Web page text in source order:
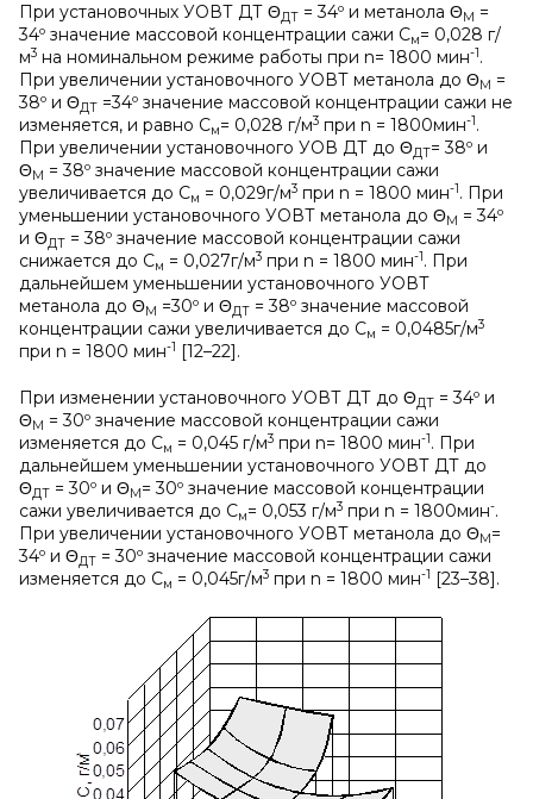
При установочных УОВТ ДТ ΘДТ = 34º и метанола ΘМ =
34º значение массовой концентрации сажи См= 0,028 г/
м3 на номинальном режиме работы при n= 1800 мин-1.
При увеличении установочного УОВТ метанола до ΘМ =
38º и ΘДТ =34º значение массовой концентрации сажи не
изменяется, и равно См= 0,028 г/м3 при n = 1800мин-1.
При увеличении установочного УОВ ДТ до ΘДТ= 38º и
ΘМ = 38º значение массовой концентрации сажи
увеличивается до См = 0,029г/м3 при n = 1800 мин-1. При
уменьшении установочного УОВТ метанола до ΘМ = 34º
и ΘДТ = 38º значение массовой концентрации сажи
снижается до См = 0,027г/м3 при n = 1800 мин-1. При
дальнейшем уменьшении установочного УОВТ
метанола до ΘМ =30º и ΘДТ = 38º значение массовой
концентрации сажи увеличивается до См = 0,0485г/м3
при n = 1800 мин-1 [12–22].
При изменении установочного УОВТ ДТ до ΘДТ = 34º и
ΘМ = 30º значение массовой концентрации сажи
изменяется до См = 0,045 г/м3 при n= 1800 мин-1. При
дальнейшем уменьшении установочного УОВТ ДТ до
ΘДТ = 30º и ΘМ= 30º значение массовой концентрации
сажи увеличивается до См= 0,053 г/м3 при n = 1800мин-.
При увеличении установочного УОВТ метанола до ΘМ=
34º и ΘДТ = 30º значение массовой концентрации сажи
изменяется до См = 0,045г/м3 при n = 1800 мин-1 [23–38].